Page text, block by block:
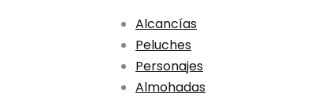
Alcancías
Peluches
Personajes
Almohadas